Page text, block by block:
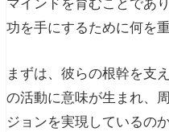
マインドを育むことであ
功を手にするために何を
まずは、彼らの根幹を支
の活動に意味が生まれ、
ジョンを実現しているの